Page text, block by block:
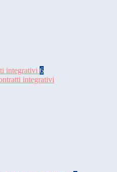
integrativi 6
integrativi